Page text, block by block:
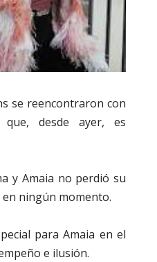
se reencontraron con
desde ayer, es
y Amaia no perdió su
ningún momento.
para Amaia en el
e ilusión.